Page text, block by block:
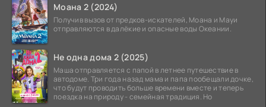
Моана 2 (2024)
Получив вызов от предков-искателей, Моана и Мауи
отправляются в далёкие и опасные воды Океании.
Не одна дома 2 (2025)
Маша отправляется с папой в летнее путешествие в
автодоме. Три года назад мама и папа пообещали дочке,
что будут проводить больше времени вместе и теперь
поездка на природу - семейная традиция. Но